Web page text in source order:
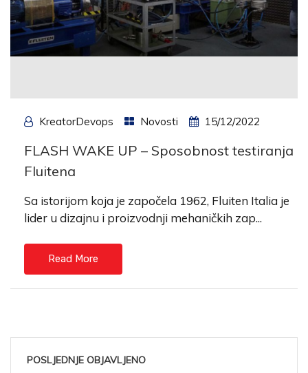
KreatorDevops Novosti 15/12/2022
FLASH WAKE UP – Sposobnost testiranja
Fluitena
Sa istorijom koja je započela 1962, Fluiten Italia je
lider u dizajnu i proizvodnji mehaničkih zap...
Read More
POSLJEDNJE OBJAVLJENO